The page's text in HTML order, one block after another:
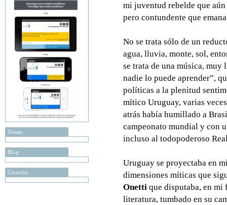
Temas
Blog
Creación
mi juventud rebelde que
pero contundente que
No se trata sólo de un
agua, lluvia, monte, sol,
se trata de una música, muy
nadie lo puede aprender”,
políticas a la plenitud
mítico Uruguay, varias
atrás había humillado a
campeonato mundial y con
incluso al todopoderoso
Uruguay se proyectaba en
dimensiones míticas que
Onetti que disputaba, en
literatura, tumbado en su